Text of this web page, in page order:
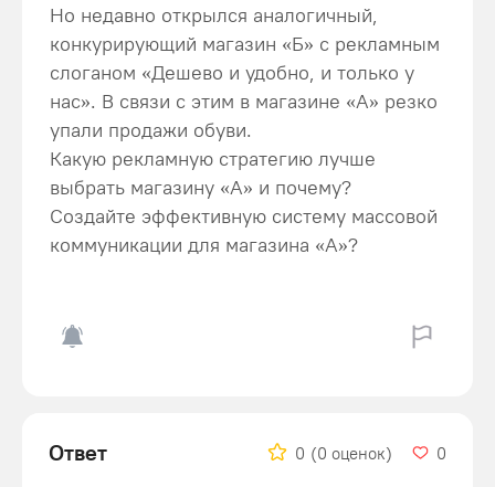
Но недавно открылся аналогичный,
конкурирующий магазин «Б» с рекламным
слоганом «Дешево и удобно, и только у
нас». В связи с этим в магазине «А» резко
упали продажи обуви.
Какую рекламную стратегию лучше
выбрать магазину «А» и почему?
Создайте эффективную систему массовой
коммуникации для магазина «А»?
Ответ 0 (0 оценок) 0